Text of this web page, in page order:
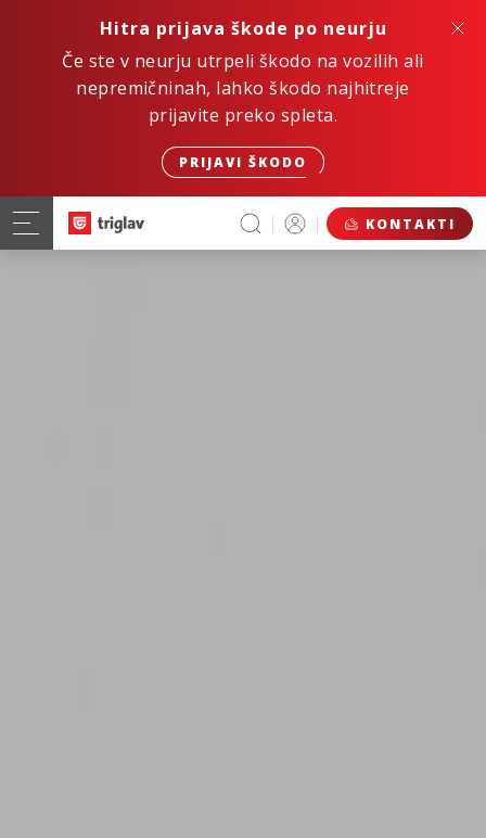
Hitra prijava škode po neurju
Če ste v neurju utrpeli škodo na vozilih ali
nepremičninah, lahko škodo najhitreje
prijavite preko spleta.
PRIJAVI ŠKODO
KONTAKTI